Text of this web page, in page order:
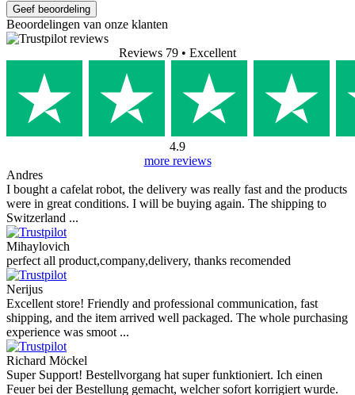
Geef beoordeling
Beoordelingen van onze klanten
Reviews 79 • Excellent
4.9
more reviews
Andres
I bought a cafelat robot, the delivery was really fast and the products
were in great conditions. I will be buying again. The shipping to
Switzerland ...
Mihaylovich
perfect all product,company,delivery, thanks recomended
Nerijus
Excellent store! Friendly and professional communication, fast
shipping, and the item arrived well packaged. The whole purchasing
experience was smoot ...
Richard Möckel
Super Support! Bestellvorgang hat super funktioniert. Ich einen
Feuer bei der Bestellung gemacht, welcher sofort korrigiert wurde.